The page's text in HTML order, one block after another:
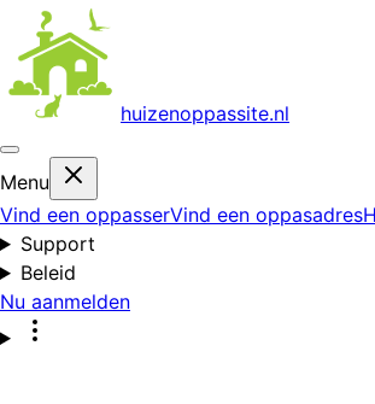
huizenoppassite.nl
Menu
Vind een oppasserVind een oppasadres
Support
Beleid
Nu aanmelden